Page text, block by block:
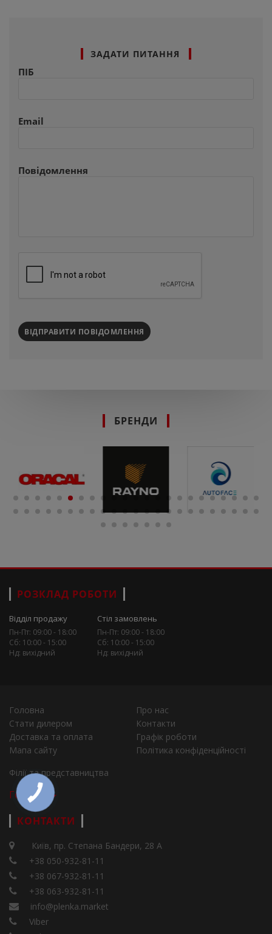
ЗАДАТИ ПИТАННЯ
ПІБ
Email
Повідомлення
ВІДПРАВИТИ ПОВІДОМЛЕННЯ
БРЕНДИ
РОЗКЛАД РОБОТИ
Відділ продажу
Пн-Пт: 09:00 - 18:00
Сб: 10:00 - 15:00
Нд: вихідний
Стіл замовлень
Пн-Пт: 09:00 - 18:00
Сб: 10:00 - 15:00
Нд: вихідний
Головна
Про нас
Стати дилером
Контакти
Доставка та оплата
Графік роботи
Мапа сайту
Політика конфіденційності
Філії та представництва
Города
КОНТАКТИ
Київ, пр. Степана Бандери, 28 А
+38 050-932-81-11
+38 067-932-81-11
+38 063-932-81-11
info@plenka.market
Viber